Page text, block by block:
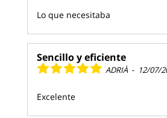
Lo que necesitaba
Sencillo y eficiente
ADRIÀ - 12/07/
Excelente